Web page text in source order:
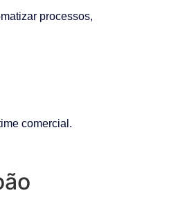
processos,
comercial.